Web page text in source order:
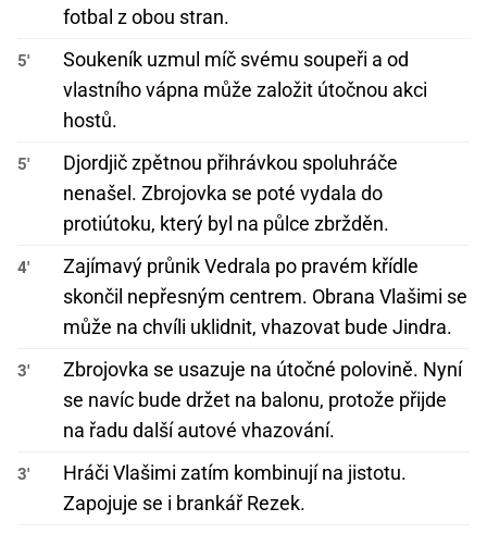
fotbal z obou stran.
5'
Soukeník uzmul míč svému soupeři a od
vlastního vápna může založit útočnou akci
hostů.
5'
Djordjič zpětnou přihrávkou spoluhráče
nenašel. Zbrojovka se poté vydala do
protiútoku, který byl na půlce zbržděn.
4'
Zajímavý průnik Vedrala po pravém křídle
skončil nepřesným centrem. Obrana Vlašimi se
může na chvíli uklidnit, vhazovat bude Jindra.
3'
Zbrojovka se usazuje na útočné polovině. Nyní
se navíc bude držet na balonu, protože přijde
na řadu další autové vhazování.
3'
Hráči Vlašimi zatím kombinují na jistotu.
Zapojuje se i brankář Rezek.